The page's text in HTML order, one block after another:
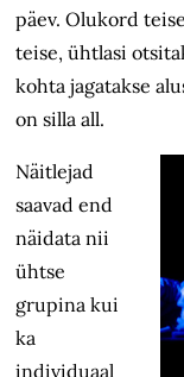
päev. Olukord
teise, ühtlasi
kohta jagatakse
on silla all.
Näitlejad
saavad end
näidata nii
ühtse
grupina kui
ka
individuaal